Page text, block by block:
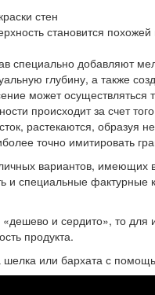
стен
становится
специально добавляют
глубину, а также
может осуществляться
происходит за счет
растекаются, образуя
точно имитировать
вариантов,
специальные фактурные
и сердито», то
продукта.
или бархата с